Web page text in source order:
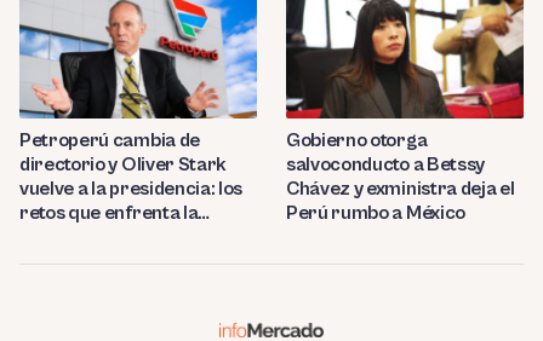
Petroperú cambia de
directorio y Oliver Stark
vuelve a la presidencia: los
retos que enfrenta la
Gobierno otorga
salvoconducto a Betssy
Chávez y exministra deja el
Perú rumbo a México